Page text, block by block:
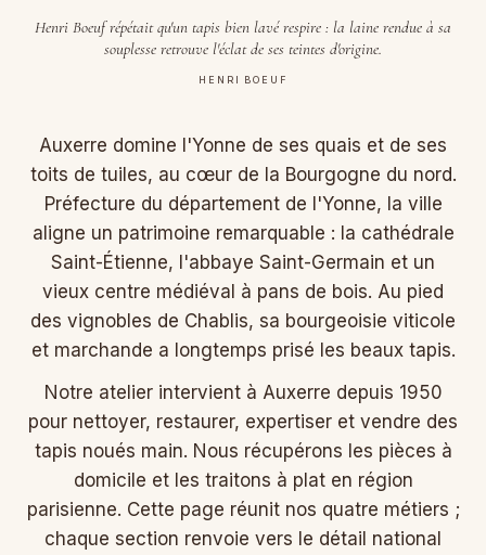
Henri Boeuf répétait qu'un tapis bien lavé respire : la laine rendue à sa
souplesse retrouve l'éclat de ses teintes d'origine.
HENRI BOEUF
Auxerre domine l'Yonne de ses quais et de ses
toits de tuiles, au cœur de la Bourgogne du nord.
Préfecture du département de l'Yonne, la ville
aligne un patrimoine remarquable : la cathédrale
Saint-Étienne, l'abbaye Saint-Germain et un
vieux centre médiéval à pans de bois. Au pied
des vignobles de Chablis, sa bourgeoisie viticole
et marchande a longtemps prisé les beaux tapis.
Notre atelier intervient à Auxerre depuis 1950
pour nettoyer, restaurer, expertiser et vendre des
tapis noués main. Nous récupérons les pièces à
domicile et les traitons à plat en région
parisienne. Cette page réunit nos quatre métiers ;
chaque section renvoie vers le détail national